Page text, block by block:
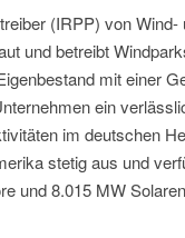
(IRPP) von Wind-
und betreibt
mit einer
ein
im deutschen
stetig aus und
und 8.015 MW